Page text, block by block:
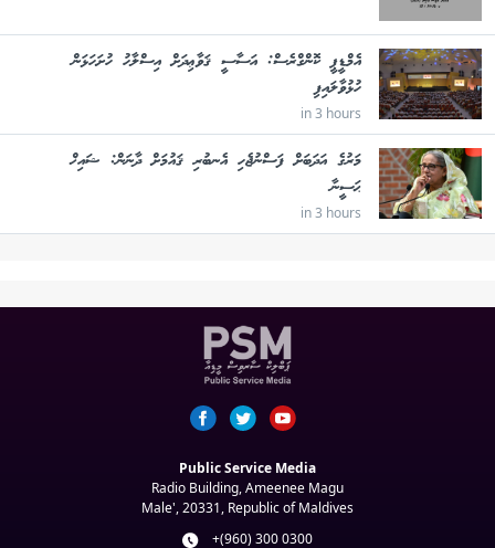
އެމްޑީޕީ ކޮންގްރެސް: އަސާސީ ޤަވާޢިދަށް އިސްލާހު ހުށަހަޅަން
ހުޅުވާލައިފި
in 3 hours
މަރުގެ އަދަބަށް ފަސްނުޖެހި އެނބުރި ޤައުމަށް ދާނަން: ޝައިޚް
ޙަސީނާ
in 3 hours
Public Service Media
Radio Building, Ameenee Magu
Male', 20331, Republic of Maldives
+(960) 300 0300